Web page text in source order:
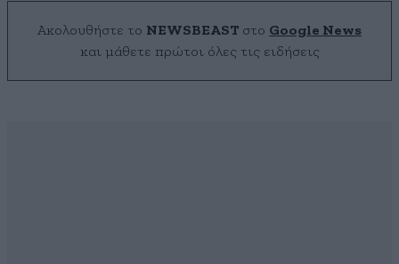
Ακολουθήστε το NEWSBEAST στο Google News
και μάθετε πρώτοι όλες τις ειδήσεις